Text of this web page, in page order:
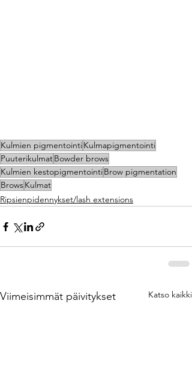
Kulmien pigmentointiKulmapigmentointi
PuuterikulmatBowder brows
Kulmien kestopigmentointiBrow pigmentation
BrowsKulmat
Ripsienpidennykset/lash extensions
Viimeisimmät päivitykset Katso kaikki